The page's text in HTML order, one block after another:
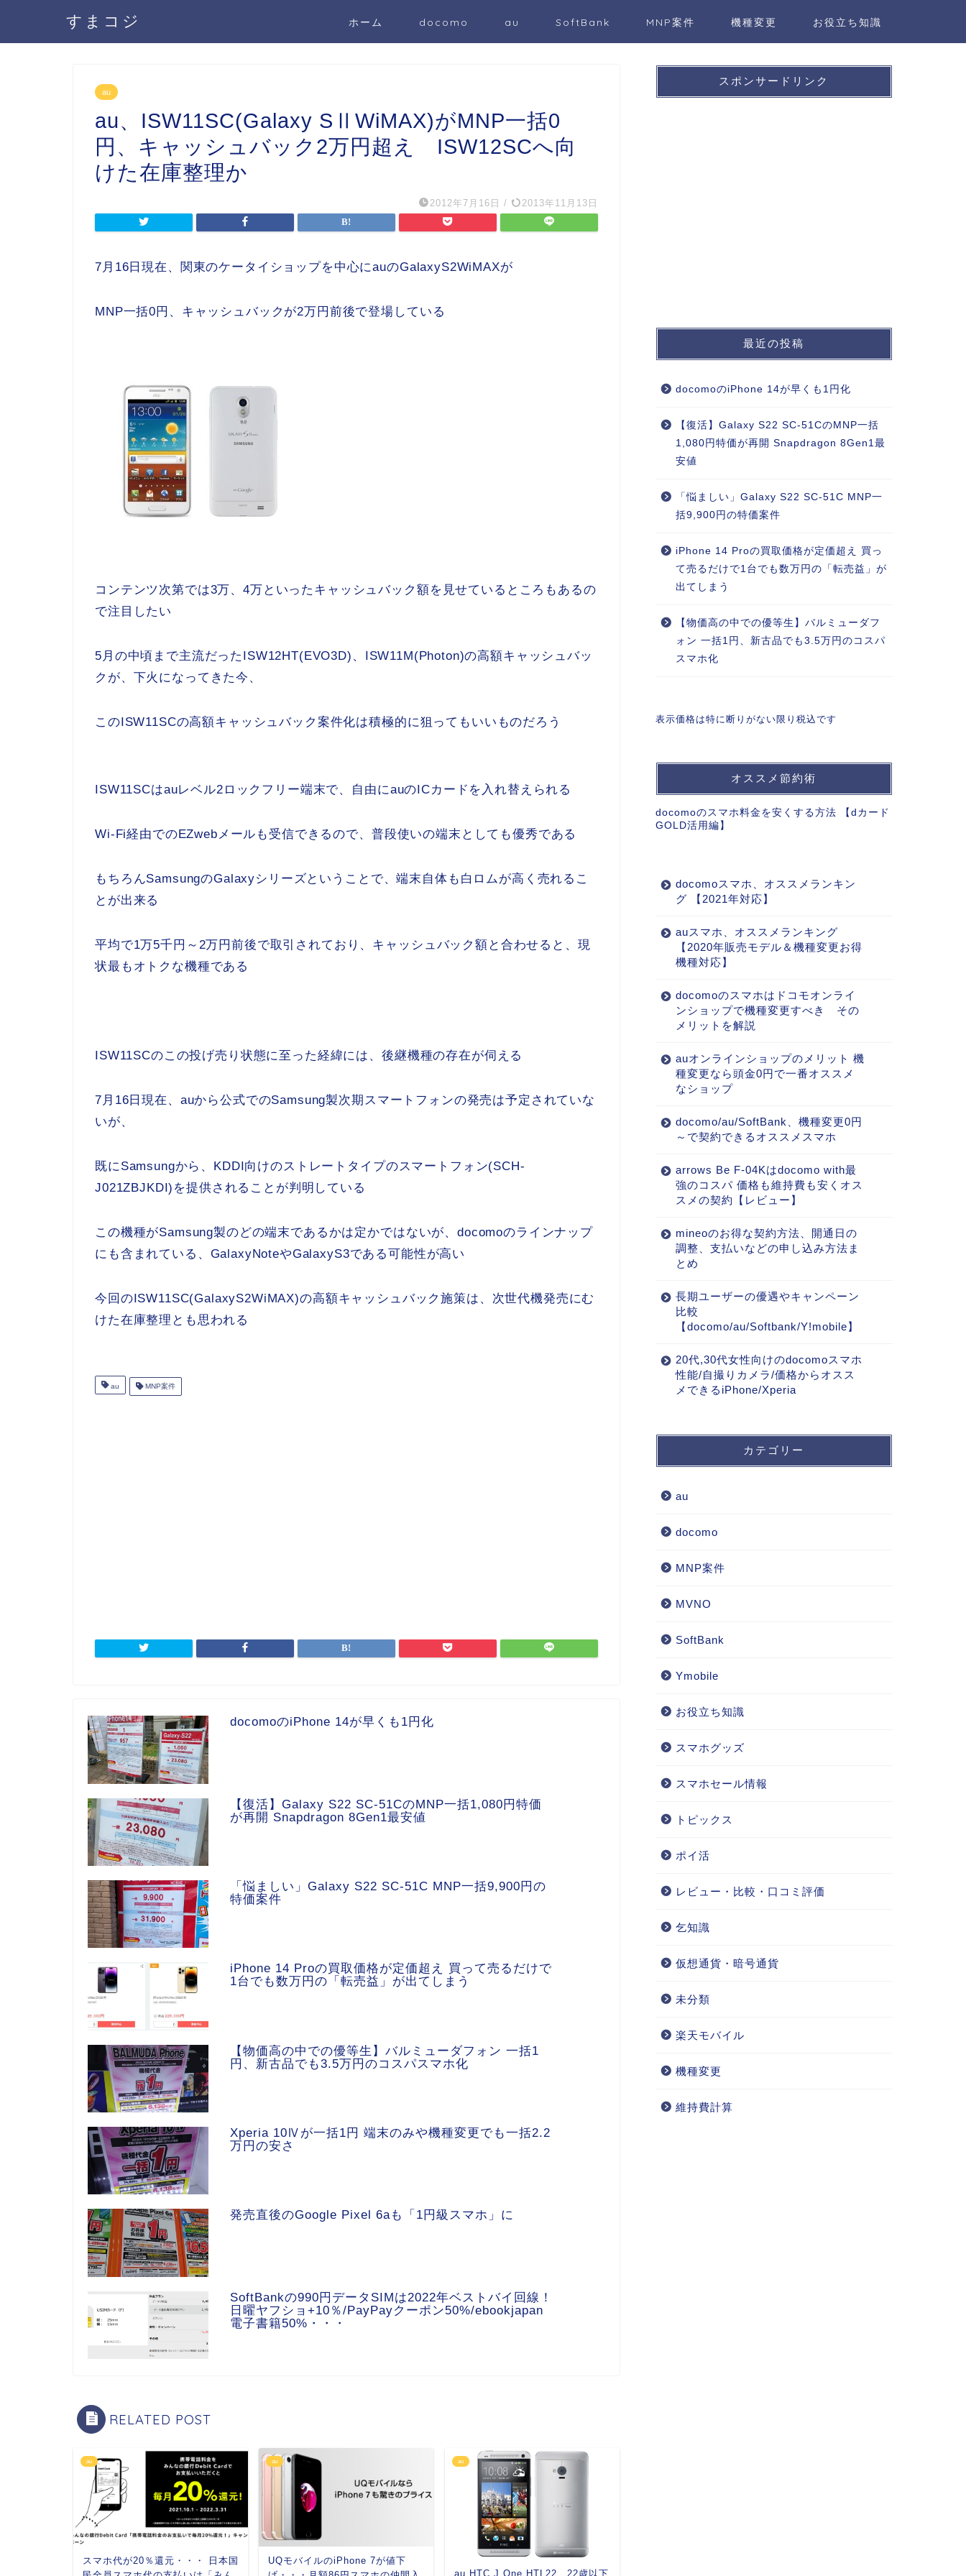
すまコジ ホーム docomo au SoftBank MNP案件 機種変更 お役立ち知識
au
au、ISW11SC(Galaxy SⅡWiMAX)がMNP一括0
円、キャッシュバック2万円超え ISW12SCへ向
けた在庫整理か
2012年7月16日 / 2013年11月13日
7月16日現在、関東のケータイショップを中心にauのGalaxyS2WiMAXが
MNP一括0円、キャッシュバックが2万円前後で登場している
コンテンツ次第では3万、4万といったキャッシュバック額を見せているところもあるの
で注目したい
5月の中頃まで主流だったISW12HT(EVO3D)、ISW11M(Photon)の高額キャッシュバッ
クが、下火になってきた今、
このISW11SCの高額キャッシュバック案件化は積極的に狙ってもいいものだろう
ISW11SCはauレベル2ロックフリー端末で、自由にauのICカードを入れ替えられる
Wi-Fi経由でのEZwebメールも受信できるので、普段使いの端末としても優秀である
もちろんSamsungのGalaxyシリーズということで、端末自体も白ロムが高く売れるこ
とが出来る
平均で1万5千円～2万円前後で取引されており、キャッシュバック額と合わせると、現
状最もオトクな機種である
ISW11SCのこの投げ売り状態に至った経緯には、後継機種の存在が伺える
7月16日現在、auから公式でのSamsung製次期スマートフォンの発売は予定されていな
いが、
既にSamsungから、KDDI向けのストレートタイプのスマートフォン(SCH-
J021ZBJKDI)を提供されることが判明している
この機種がSamsung製のどの端末であるかは定かではないが、docomoのラインナップ
にも含まれている、GalaxyNoteやGalaxyS3である可能性が高い
今回のISW11SC(GalaxyS2WiMAX)の高額キャッシュバック施策は、次世代機発売にむ
けた在庫整理とも思われる
au MNP案件
docomoのiPhone 14が早くも1円化
【復活】Galaxy S22 SC-51CのMNP一括1,080円特価
が再開 Snapdragon 8Gen1最安値
「悩ましい」Galaxy S22 SC-51C MNP一括9,900円の
特価案件
iPhone 14 Proの買取価格が定価超え 買って売るだけで
1台でも数万円の「転売益」が出てしまう
【物価高の中での優等生】バルミューダフォン 一括1
円、新古品でも3.5万円のコスパスマホ化
Xperia 10Ⅳが一括1円 端末のみや機種変更でも一括2.2
万円の安さ
発売直後のGoogle Pixel 6aも「1円級スマホ」に
SoftBankの990円データSIMは2022年ベストバイ回線！
日曜ヤフショ+10％/PayPayクーポン50%/ebookjapan
電子書籍50%・・・
RELATED POST
au
スマホ代が20％還元・・・ 日本国
au
UQモバイルのiPhone 7が値下
au
au HTC J One HTL22、22歳以下
スポンサードリンク
最近の投稿
docomoのiPhone 14が早くも1円化
【復活】Galaxy S22 SC-51CのMNP一括
1,080円特価が再開 Snapdragon 8Gen1最
安値
「悩ましい」Galaxy S22 SC-51C MNP一
括9,900円の特価案件
iPhone 14 Proの買取価格が定価超え 買っ
て売るだけで1台でも数万円の「転売益」が
出てしまう
【物価高の中での優等生】バルミューダフ
ォン 一括1円、新古品でも3.5万円のコスパ
スマホ化
表示価格は特に断りがない限り税込です
オススメ節約術
docomoのスマホ料金を安くする方法 【dカード
GOLD活用編】
docomoスマホ、オススメランキン
グ 【2021年対応】
auスマホ、オススメランキング
【2020年販売モデル＆機種変更お得
機種対応】
docomoのスマホはドコモオンライ
ンショップで機種変更すべき その
メリットを解説
auオンラインショップのメリット 機
種変更なら頭金0円で一番オススメ
なショップ
docomo/au/SoftBank、機種変更0円
～で契約できるオススメスマホ
arrows Be F-04Kはdocomo with最
強のコスパ 価格も維持費も安くオス
スメの契約【レビュー】
mineoのお得な契約方法、開通日の
調整、支払いなどの申し込み方法ま
とめ
長期ユーザーの優遇やキャンペーン
比較
【docomo/au/Softbank/Y!mobile】
20代,30代女性向けのdocomoスマホ
性能/自撮りカメラ/価格からオスス
メできるiPhone/Xperia
カテゴリー
au
docomo
MNP案件
MVNO
SoftBank
Ymobile
お役立ち知識
スマホグッズ
スマホセール情報
トピックス
ポイ活
レビュー・比較・口コミ評価
乞知識
仮想通貨・暗号通貨
未分類
楽天モバイル
機種変更
維持費計算